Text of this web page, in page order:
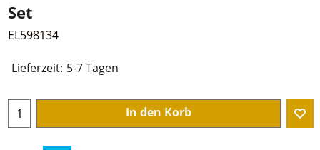
Set
EL598134
Lieferzeit: 5-7 Tagen
In den Korb